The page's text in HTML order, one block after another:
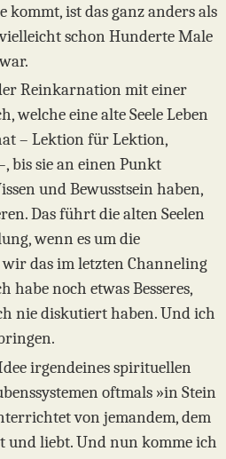
kommt, ist das ganz anders als
schon Hunderte Male
Reinkarnation mit einer
welche eine alte Seele Leben
– Lektion für Lektion,
bis sie an einen Punkt
und Bewusstsein haben,
Das führt die alten Seelen
wenn es um die
das im letzten Channeling
habe noch etwas Besseres,
nie diskutiert haben. Und ich
irgendeines spirituellen
oftmals »in Stein
von jemandem, dem
liebt. Und nun komme ich